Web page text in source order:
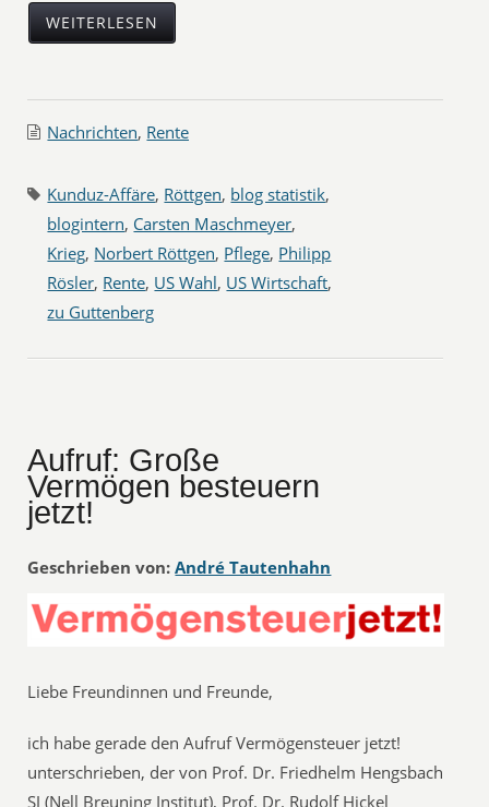
WEITERLESEN
Nachrichten, Rente
Kunduz-Affäre, Röttgen, blog statistik,
blogintern, Carsten Maschmeyer,
Krieg, Norbert Röttgen, Pflege, Philipp
Rösler, Rente, US Wahl, US Wirtschaft,
zu Guttenberg
Aufruf: Große
Vermögen besteuern
jetzt!
Geschrieben von: André Tautenhahn
Liebe Freundinnen und Freunde,
ich habe gerade den Aufruf Vermögensteuer jetzt!
unterschrieben, der von Prof. Dr. Friedhelm Hengsbach
SJ (Nell Breuning Institut), Prof. Dr. Rudolf Hickel